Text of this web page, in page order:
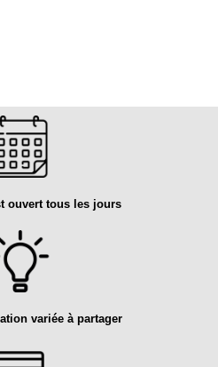
ouvert tous les jours
variée à partager